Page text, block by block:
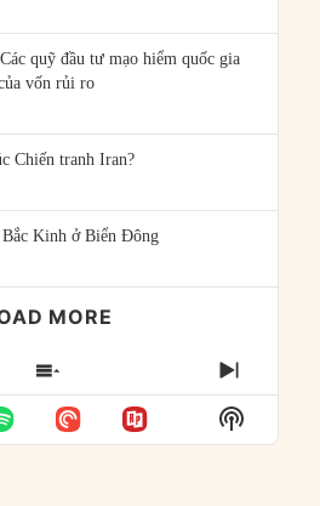
quỹ đầu tư mạo hiểm quốc gia
vốn rủi ro
Chiến tranh Iran?
Kinh ở Biển Đông
MORE
SHOW
EPISODES
LIST
NEXT
Show
Podcast